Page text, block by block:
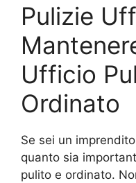
Pulizie
Ufficio
Ordinato
Se sei un
quanto sia
pulito e ordinato.